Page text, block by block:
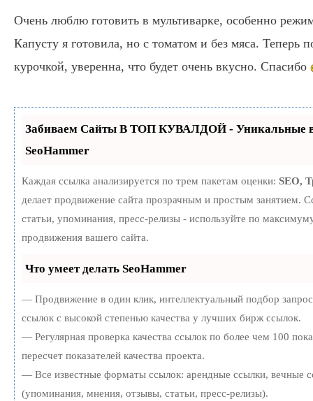
Очень люблю готовить в мультиварке, особенно
Капусту я готовила, но с томатом и без мяса. Теперь
курочкой, уверенна, что будет очень вкусно. Спасибо
Забиваем Сайты В ТОП КУВАЛДОЙ - Уникальные
SeoHammer
Каждая ссылка анализируется по трем пакетам оценки: SEO,
делает продвижение сайта прозрачным и простым занятием.
статьи, упоминания, пресс-релизы - используйте по
продвижения вашего сайта.
Что умеет делать SeoHammer
— Продвижение в один клик, интеллектуальный подбор
ссылок с высокой степенью качества у лучших бирж ссылок.
— Регулярная проверка качества ссылок по более чем 100
пересчет показателей качества проекта.
— Все известные форматы ссылок: арендные ссылки, вечные
(упоминания, мнения, отзывы, статьи, пресс-релизы).